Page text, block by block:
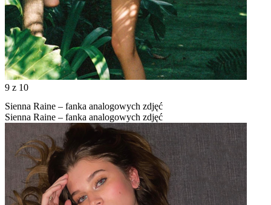
9 z 10
Sienna Raine – fanka analogowych zdjęć
Sienna Raine – fanka analogowych zdjęć